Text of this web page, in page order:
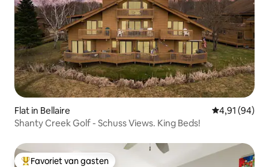
Flat in Bellaire Gemiddelde
4,91 (94)
Shanty Creek Golf - Schuss Views. King Beds!
Favoriet van gasten